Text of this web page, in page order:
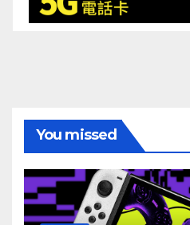
You missed